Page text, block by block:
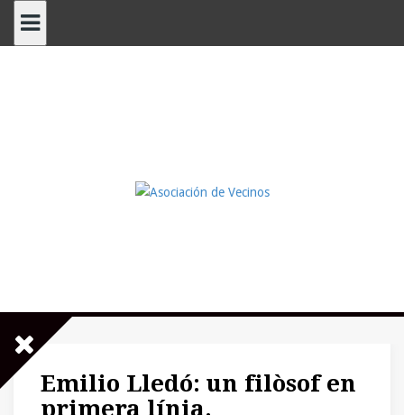
Emilio Lledó: un filòsof en
primera línia.